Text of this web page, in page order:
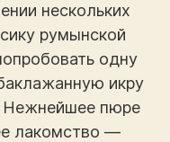
нескольких
румынской
одну
икру
Нежнейшее пюре
лакомство —